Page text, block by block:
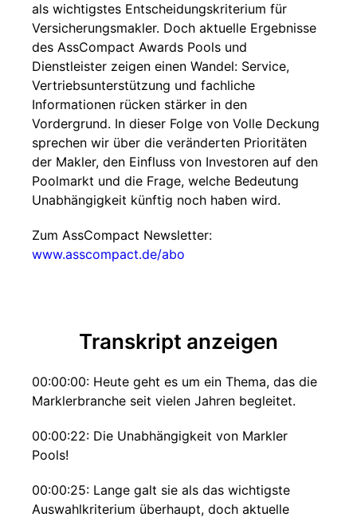
als wichtigstes Entscheidungskriterium für
Versicherungsmakler. Doch aktuelle Ergebnisse
des AssCompact Awards Pools und
Dienstleister zeigen einen Wandel: Service,
Vertriebsunterstützung und fachliche
Informationen rücken stärker in den
Vordergrund. In dieser Folge von Volle Deckung
sprechen wir über die veränderten Prioritäten
der Makler, den Einfluss von Investoren auf den
Poolmarkt und die Frage, welche Bedeutung
Unabhängigkeit künftig noch haben wird.
Zum AssCompact Newsletter:
www.asscompact.de/abo
Transkript anzeigen
00:00:00: Heute geht es um ein Thema, das die
Marklerbranche seit vielen Jahren begleitet.
00:00:22: Die Unabhängigkeit von Markler
Pools!
00:00:25: Lange galt sie als das wichtigste
Auswahlkriterium überhaupt, doch aktuelle